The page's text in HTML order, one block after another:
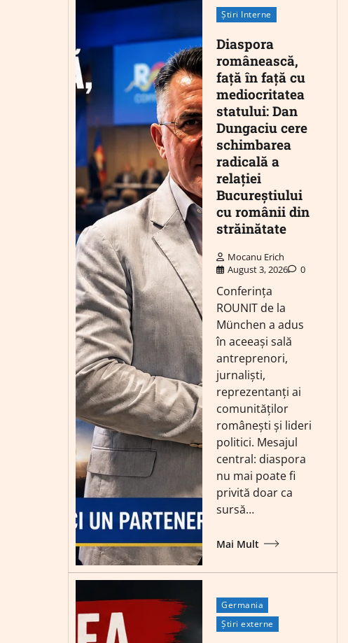
Știri Interne
Diaspora
românească,
față în față cu
mediocritatea
statului: Dan
Dungaciu cere
schimbarea
radicală a
relației
Bucureștiului
cu românii din
străinătate
Mocanu Erich
August 3, 2026
0
Conferința
ROUNIT de la
München a adus
în aceeași sală
antreprenori,
jurnaliști,
reprezentanți ai
comunităților
românești și lideri
politici. Mesajul
central: diaspora
nu mai poate fi
privită doar ca
sursă…
Mai Mult
Germania
Știri externe